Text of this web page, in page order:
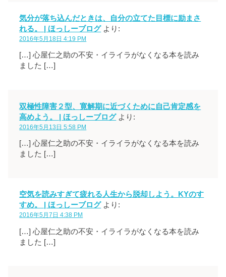
気分が落ち込んだときは、自分の立てた目標に励まさ
れる。 | ほっしーブログ より:
2016年5月18日 4:19 PM
[…] 心屋仁之助の不安・イライラがなくなる本を読み
ました […]
双極性障害２型、寛解期に近づくために自己肯定感を
高めよう。 | ほっしーブログ より:
2016年5月13日 5:58 PM
[…] 心屋仁之助の不安・イライラがなくなる本を読み
ました […]
空気を読みすぎて疲れる人生から脱却しよう。KYのす
すめ。 | ほっしーブログ より:
2016年5月7日 4:38 PM
[…] 心屋仁之助の不安・イライラがなくなる本を読み
ました […]